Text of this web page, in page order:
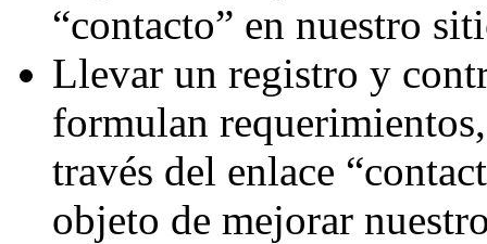
“contacto” en nuestro
Llevar un registro y
formulan
través del enlace
objeto de mejorar